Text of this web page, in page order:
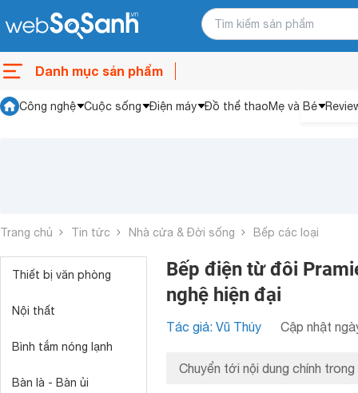
Danh mục sản phẩm
Công nghệ Cuộc sống Điện máy Đồ thể thaoMẹ và Bé
Trang chủ Tin tức Nhà cửa & Đời sống Bếp các loại
Thiết bị văn phòng
Nội thất
Bình tắm nóng lạnh
Bàn là - Bàn ủi
Bếp điện từ đôi
nghệ hiện đại
Tác giả: Vũ Thúy Cập nhật
Chuyển tới nội dung chính trong